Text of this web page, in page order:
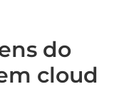
do
cloud